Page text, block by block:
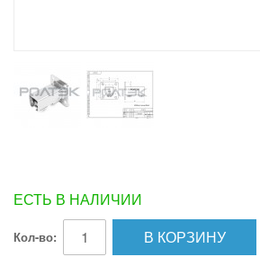
ЕСТЬ В НАЛИЧИИ
Кол-во: В КОРЗИНУ